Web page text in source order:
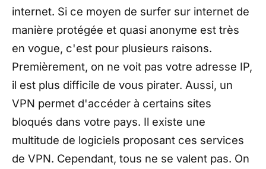
internet. Si ce moyen de surfer sur internet de
manière protégée et quasi anonyme est très
en vogue, c'est pour plusieurs raisons.
Premièrement, on ne voit pas votre adresse IP,
il est plus difficile de vous pirater. Aussi, un
VPN permet d'accéder à certains sites
bloqués dans votre pays. Il existe une
multitude de logiciels proposant ces services
de VPN. Cependant, tous ne se valent pas. On